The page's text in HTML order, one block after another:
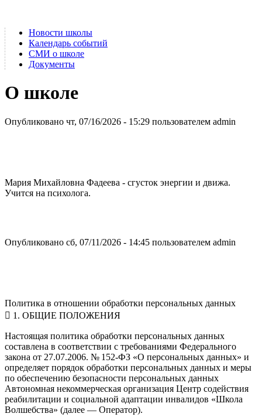
Новости школы
Календарь событий
СМИ о школе
Документы
О школе
Опубликовано чт, 07/16/2026 - 15:29 пользователем admin
Мария Михайловна Фадеева - сгусток энергии и движа.
Учится на психолога.
Опубликовано сб, 07/11/2026 - 14:45 пользователем admin
Политика в отношении обработки персональных данных
 1. ОБЩИЕ ПОЛОЖЕНИЯ
Настоящая политика обработки персональных данных
составлена в соответствии с требованиями Федерального
закона от 27.07.2006. № 152-ФЗ «О персональных данных» и
определяет порядок обработки персональных данных и меры
по обеспечению безопасности персональных данных
Автономная некоммерческая организация Центр содействия
реабилитации и социальной адаптации инвалидов «Школа
Волшебства» (далее — Оператор).